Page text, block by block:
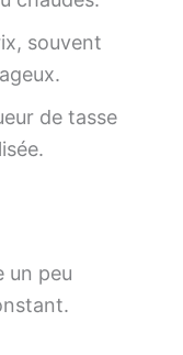
souvent
de tasse
un peu